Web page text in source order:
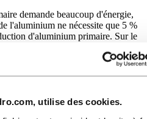
utilise des cookies.
demande beaucoup d'énergie,
l'aluminium ne nécessite que 5 %
d'aluminium primaire. Sur le
recyclage. Tout sous un même toit !
de départ pour boucler les
la composition des matériaux et